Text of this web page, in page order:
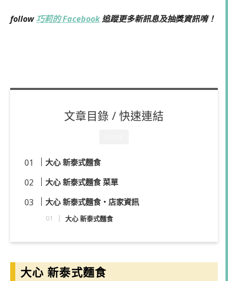
follow巧莉的 Facebook追蹤更多新訊息及抽獎資訊唷！
文章目錄 / 快速連結
大心 新泰式麵食
大心 新泰式麵食 菜單
大心 新泰式麵食・店家資訊
大心 新泰式麵食
大心 新泰式麵食